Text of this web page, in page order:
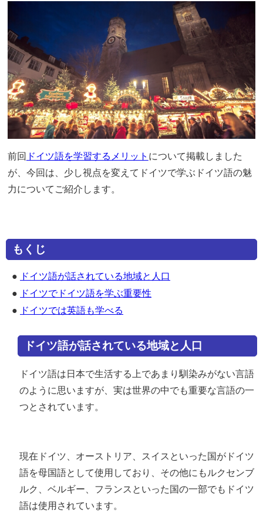
前回 ドイツ語を学習するメリット について掲載しました
が、今回は、少し視点を変えてドイツで学ぶドイツ語の魅
力についてご紹介します。
もくじ
● ドイツ語が話されている地域と人口
● ドイツでドイツ語を学ぶ重要性
● ドイツでは英語も学べる
ドイツ語が話されている地域と人口
ドイツ語は日本で生活する上であまり馴染みがない言語
のように思いますが、実は世界の中でも重要な言語の一
つとされています。
現在ドイツ、オーストリア、スイスといった国がドイツ
語を母国語として使用しており、その他にもルクセンブ
ルク、ベルギー、フランスといった国の一部でもドイツ
語は使用されています。